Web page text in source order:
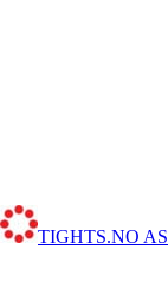
TIGHTS.NO AS